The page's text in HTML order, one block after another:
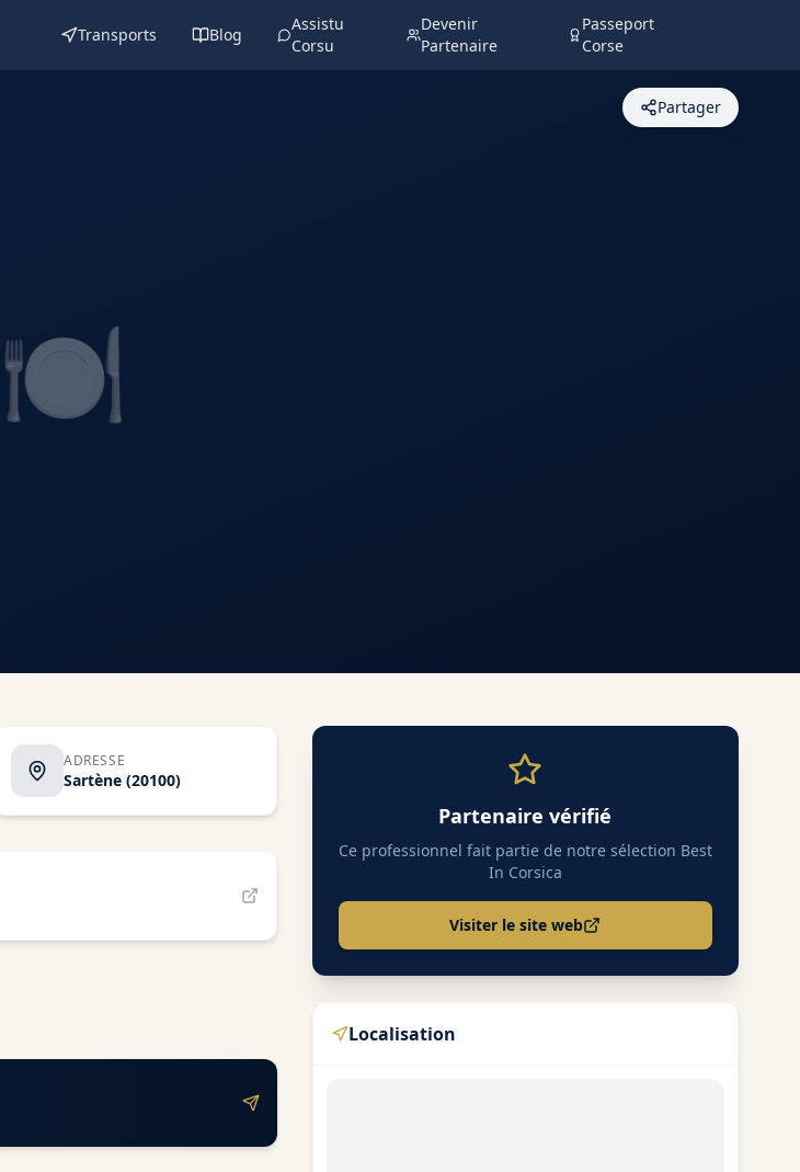
Transports Blog
Assistu
Corsu
Devenir
Partenaire
Passeport
Corse
🍽️
Partager
ADRESSE
Sartène (20100)
Partenaire vérifié
Ce professionnel fait partie de notre sélection Best
In Corsica
Visiter le site web
Localisation